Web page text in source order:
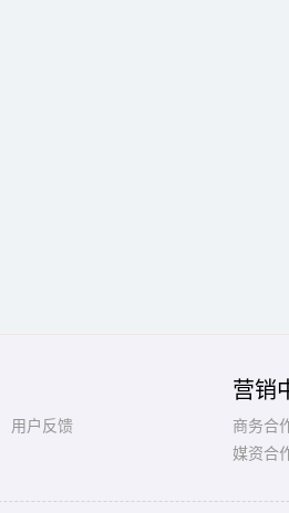
用户反馈
营销
商务合
媒资合